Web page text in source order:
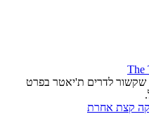
The
שקשור לדרים ת'יאטר בפרט
קצת אחרת